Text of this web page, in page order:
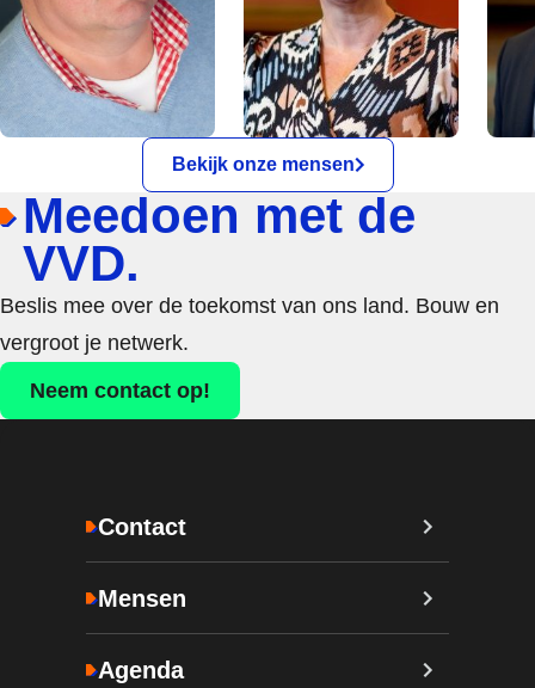
Bekijk onze mensen
Meedoen met de
VVD.
Beslis mee over de toekomst van ons land. Bouw en
vergroot je netwerk.
Neem contact op!
Contact
Mensen
Agenda